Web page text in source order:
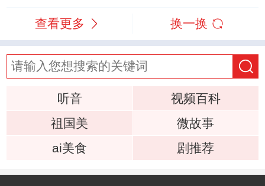
查看更多 换一换
听音
视频百科
祖国美
微故事
ai美食
剧推荐